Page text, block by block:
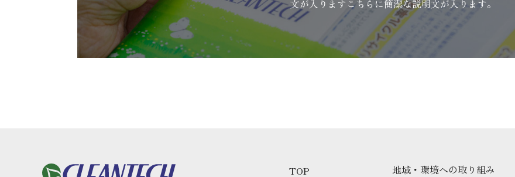
文が入りますこちらに簡潔な説明文が入ります。
TOP 地域・環境への取り組み